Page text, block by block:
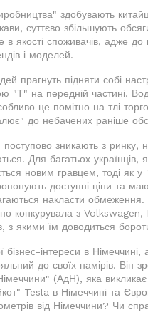
здобувають
суттєво збільшують
якості споживачів, адже до
і моделей.
прагнуть підняти собі
на передній частині.
це помітно на тлі
до небачених раніше
зникають з ринку,
Для багатьох українців,
новим гравцем, тоді як у
доступні ціни та
накласти
конкурувала з
з якими їм доводиться
інтереси в
до своїх намірів. Він
(АдН), яка
Tesla в Німеччині та
від Німеччини? Чи